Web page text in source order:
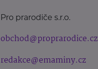
Pro prarodiče s.r.o.
obchod@proprarodice.cz
redakce@emaminy.cz